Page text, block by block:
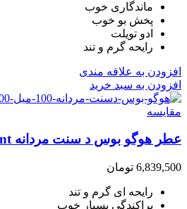
ماندگاری خوب
پخش بو خوب
ادو تویلت
رایحه گرم و تند
افزودن به علاقه مندی
افزودن به سبد خرید
مقایسه
عطر هوگو بوس د سنت مردانه Hugo Boss The Scent
6,839,500 تومان
رایحه ای گرم و تند
پراکندگی بسیار خوب